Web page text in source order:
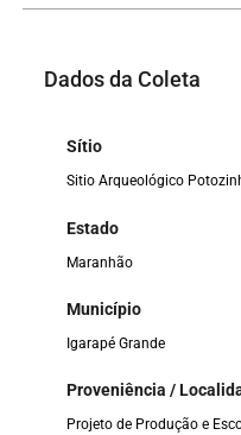
Dados da Coleta
Sítio
Sitio Arqueológico
Estado
Maranhão
Município
Igarapé Grande
Proveniência /
Projeto de Produção e